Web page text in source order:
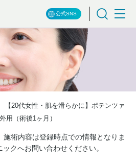
公式SNS
【20代女性・肌を滑らかに】ポテンツァ
用（術後1ヶ月）
術内容は登録時点での情報となりま
クへお問い合わせください。